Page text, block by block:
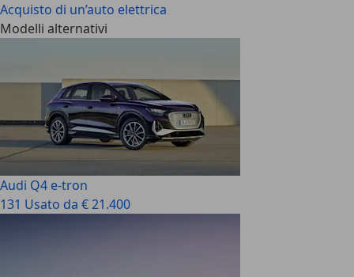
Acquisto di un’auto elettrica
Modelli alternativi
Audi Q4 e-tron
131 Usato da € 21.400